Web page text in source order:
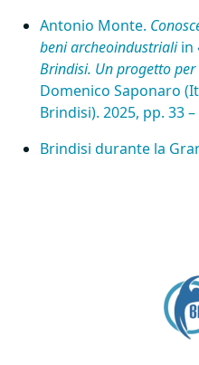
Antonio Monte.
beni archeoindustrialiin
Brindisi. Un progetto
Domenico Saponaro
Brindisi). 2025, pp. 33 –
Brindisi durante la